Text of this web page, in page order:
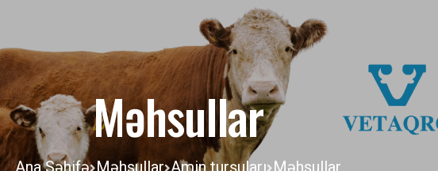
Məhsullar
Ana Səhifə Məhsullar Amin turşuları Məhsullar